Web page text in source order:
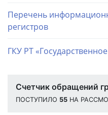
Перечень
регистров
ГКУ РТ
Счетчик обращений
ПОСТУПИЛО 55 НА